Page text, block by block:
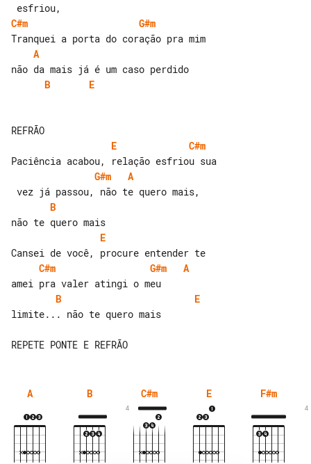
C#m
G#m
A
B
E
E
C#m
G#m
A
B
E
C#m
G#m
A
B
E
limite... não te quero mais
A B C#m
4
E F#m
4